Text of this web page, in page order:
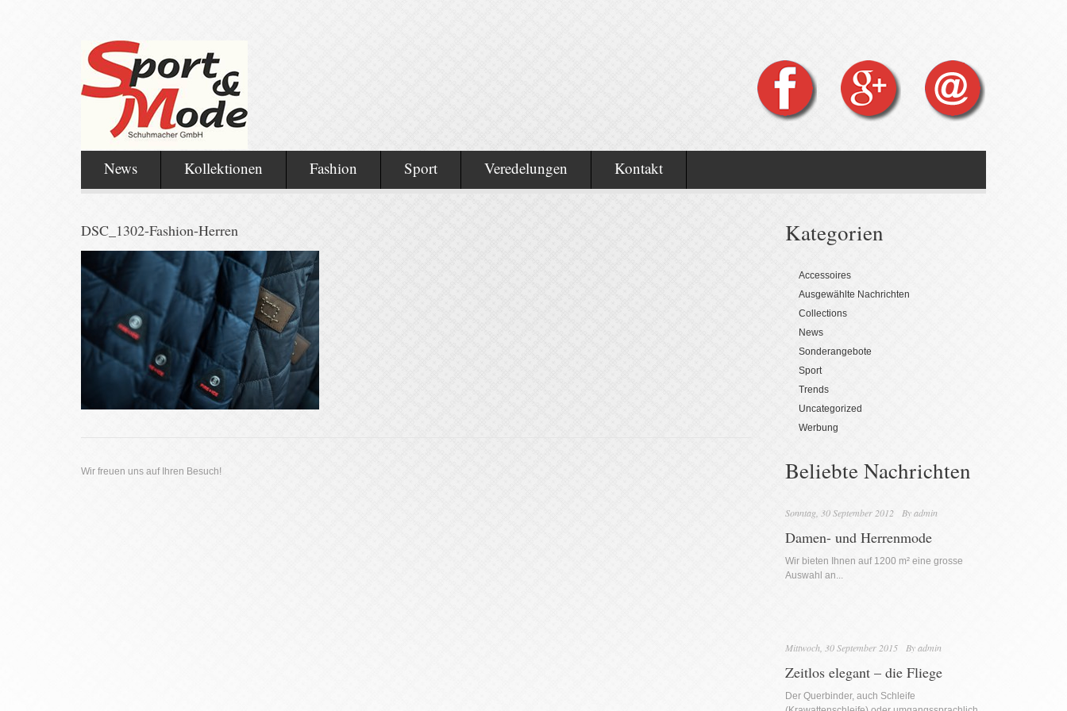
News Kollektionen Fashion Sport Veredelungen Kontakt
DSC_1302-Fashion-Herren
Wir freuen uns auf Ihren Besuch!
Kategorien
Accessoires
Ausgewählte Nachrichten
Collections
News
Sonderangebote
Sport
Trends
Uncategorized
Werbung
Beliebte Nachrichten
Sonntag, 30 September 2012 Byadmin
Damen- und Herrenmode
Wir bieten Ihnen auf 1200 m² eine grosse
Auswahl an...
Mittwoch, 30 September 2015 Byadmin
Zeitlos elegant – die Fliege
Der Querbinder, auch Schleife